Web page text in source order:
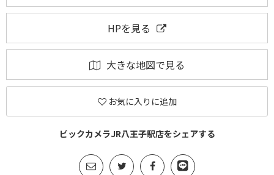
HPを見る
大きな地図で見る
お気に入りに追加
ビックカメラJR八王子駅店をシェアする